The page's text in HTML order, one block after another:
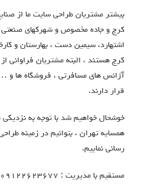
بیشتر مشتریان طراحی سایت ما از
کرج و جاده مخصوص و شهرکهای صنعتی
اشتهارد، سیمین دست ، بهارستان و
کرج هستند ، البته مشتریان فراوانی
آژانس های مسافرتی ، فروشگاه ها و
قرار دارند.
خوشحال خواهیم شد با توجه به نزدیکی
همسایه تهران ، بتوانیم در زمینه
رسانی نماییم.
مستقیم با مدیریت : ۰۹۱۲۲۶۲۳۶۷۷